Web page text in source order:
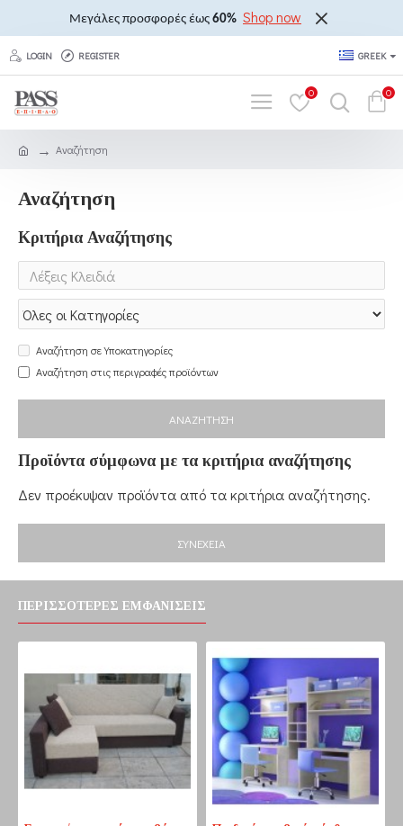
Μεγάλες προσφορές έως 60% Shop now
LOGIN REGISTER GREEK
0 0
Αναζήτηση
Αναζήτηση
Κριτήρια Αναζήτησης
Αναζήτηση σε Υποκατηγορίες
Αναζήτηση στις περιγραφές προϊόντων
ΑΝΑΖΉΤΗΣΗ
Προϊόντα σύμφωνα με τα κριτήρια αναζήτησης
Δεν προέκυψαν προϊόντα από τα κριτήρια αναζήτησης.
ΣΥΝΈΧΕΙΑ
ΠΕΡΙΣΣΌΤΕΡΕΣ ΕΜΦΑΝΊΣΕΙΣ